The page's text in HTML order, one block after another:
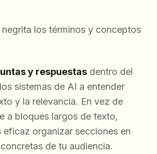
negrita los términos y conceptos
y respuestas dentro del
sistemas de AI a entender
y la relevancia. En vez de
a bloques largos de texto,
eficaz organizar secciones en
de tu audiencia.